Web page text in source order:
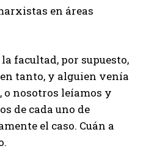
en áreas
facultad, por supuesto,
tanto, y alguien venía
o nosotros leíamos y
de cada uno de
el caso. Cuán a